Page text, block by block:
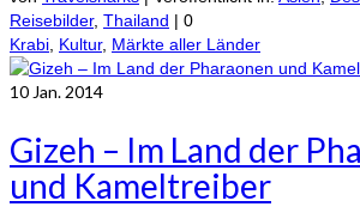
Reisebilder, Thailand | 0
Krabi Kultur, Märkte aller Länder
10 Jan. 2014
Gizeh – Im Land der
und Kameltreiber